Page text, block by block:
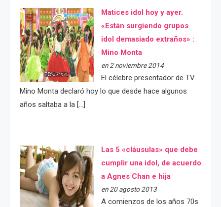
Matices idol hoy y ayer.
«Están surgiendo grupos
idol demasiado extraños» :
Mino Monta
en 2 noviembre 2014
El célebre presentador de TV
Mino Monta declaró hoy lo que desde hace algunos
años saltaba a la […]
Las 5 «cláusulas» que debe
cumplir una idol, de acuerdo
a Agnes Chan e hija
en 20 agosto 2013
A comienzos de los años 70s